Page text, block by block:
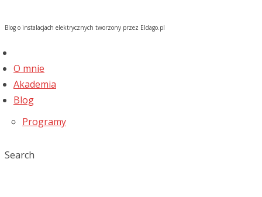
Blog o instalacjach elektrycznych tworzony przez Eldago.pl
O mnie
Akademia
Blog
Programy
Search